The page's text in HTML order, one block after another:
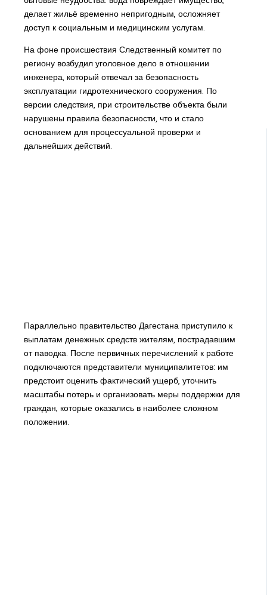
делает жильё временно непригодным, осложняет
доступ к социальным и медицинским услугам.
На фоне происшествия Следственный комитет по
региону возбудил уголовное дело в отношении
инженера, который отвечал за безопасность
эксплуатации гидротехнического сооружения. По
версии следствия, при строительстве объекта были
нарушены правила безопасности, что и стало
основанием для процессуальной проверки и
дальнейших действий.
Параллельно правительство Дагестана приступило к
выплатам денежных средств жителям, пострадавшим
от паводка. После первичных перечислений к работе
подключаются представители муниципалитетов: им
предстоит оценить фактический ущерб, уточнить
масштабы потерь и организовать меры поддержки для
граждан, которые оказались в наиболее сложном
положении.